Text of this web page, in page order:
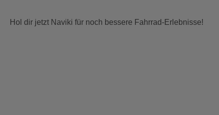
Hol dir jetzt Naviki für noch bessere Fahrrad-Erlebnisse!